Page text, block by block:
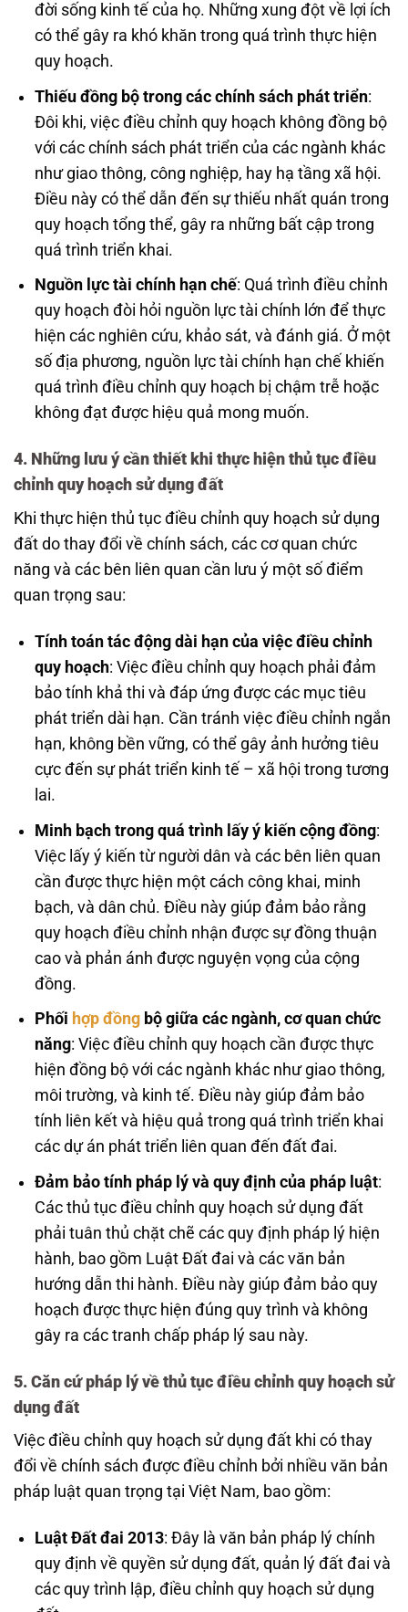
đời sống kinh tế của họ. Những xung đột về lợi ích
có thể gây ra khó khăn trong quá trình thực hiện
quy hoạch.
Thiếu đồng bộ trong các chính sách phát triển:
Đôi khi, việc điều chỉnh quy hoạch không đồng bộ
với các chính sách phát triển của các ngành khác
như giao thông, công nghiệp, hay hạ tầng xã hội.
Điều này có thể dẫn đến sự thiếu nhất quán trong
quy hoạch tổng thể, gây ra những bất cập trong
quá trình triển khai.
Nguồn lực tài chính hạn chế: Quá trình điều chỉnh
quy hoạch đòi hỏi nguồn lực tài chính lớn để thực
hiện các nghiên cứu, khảo sát, và đánh giá. Ở một
số địa phương, nguồn lực tài chính hạn chế khiến
quá trình điều chỉnh quy hoạch bị chậm trễ hoặc
không đạt được hiệu quả mong muốn.
4. Những lưu ý cần thiết khi thực hiện thủ tục điều
chỉnh quy hoạch sử dụng đất
Khi thực hiện thủ tục điều chỉnh quy hoạch sử dụng
đất do thay đổi về chính sách, các cơ quan chức
năng và các bên liên quan cần lưu ý một số điểm
quan trọng sau:
Tính toán tác động dài hạn của việc điều chỉnh
quy hoạch: Việc điều chỉnh quy hoạch phải đảm
bảo tính khả thi và đáp ứng được các mục tiêu
phát triển dài hạn. Cần tránh việc điều chỉnh ngắn
hạn, không bền vững, có thể gây ảnh hưởng tiêu
cực đến sự phát triển kinh tế – xã hội trong tương
lai.
Minh bạch trong quá trình lấy ý kiến cộng đồng:
Việc lấy ý kiến từ người dân và các bên liên quan
cần được thực hiện một cách công khai, minh
bạch, và dân chủ. Điều này giúp đảm bảo rằng
quy hoạch điều chỉnh nhận được sự đồng thuận
cao và phản ánh được nguyện vọng của cộng
đồng.
Phối hợp đồngbộ giữa các ngành, cơ quan chức
năng: Việc điều chỉnh quy hoạch cần được thực
hiện đồng bộ với các ngành khác như giao thông,
môi trường, và kinh tế. Điều này giúp đảm bảo
tính liên kết và hiệu quả trong quá trình triển khai
các dự án phát triển liên quan đến đất đai.
Đảm bảo tính pháp lý và quy định của pháp luật:
Các thủ tục điều chỉnh quy hoạch sử dụng đất
phải tuân thủ chặt chẽ các quy định pháp lý hiện
hành, bao gồm Luật Đất đai và các văn bản
hướng dẫn thi hành. Điều này giúp đảm bảo quy
hoạch được thực hiện đúng quy trình và không
gây ra các tranh chấp pháp lý sau này.
5. Căn cứ pháp lý về thủ tục điều chỉnh quy hoạch sử
dụng đất
Việc điều chỉnh quy hoạch sử dụng đất khi có thay
đổi về chính sách được điều chỉnh bởi nhiều văn bản
pháp luật quan trọng tại Việt Nam, bao gồm:
Luật Đất đai 2013: Đây là văn bản pháp lý chính
quy định về quyền sử dụng đất, quản lý đất đai và
các quy trình lập, điều chỉnh quy hoạch sử dụng